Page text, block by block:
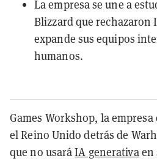
La empresa se une a
Blizzard que rechazaron
expande sus equipos
humanos.
Games Workshop, la empresa
el Reino Unido detrás de
que no usaráIA generativaen